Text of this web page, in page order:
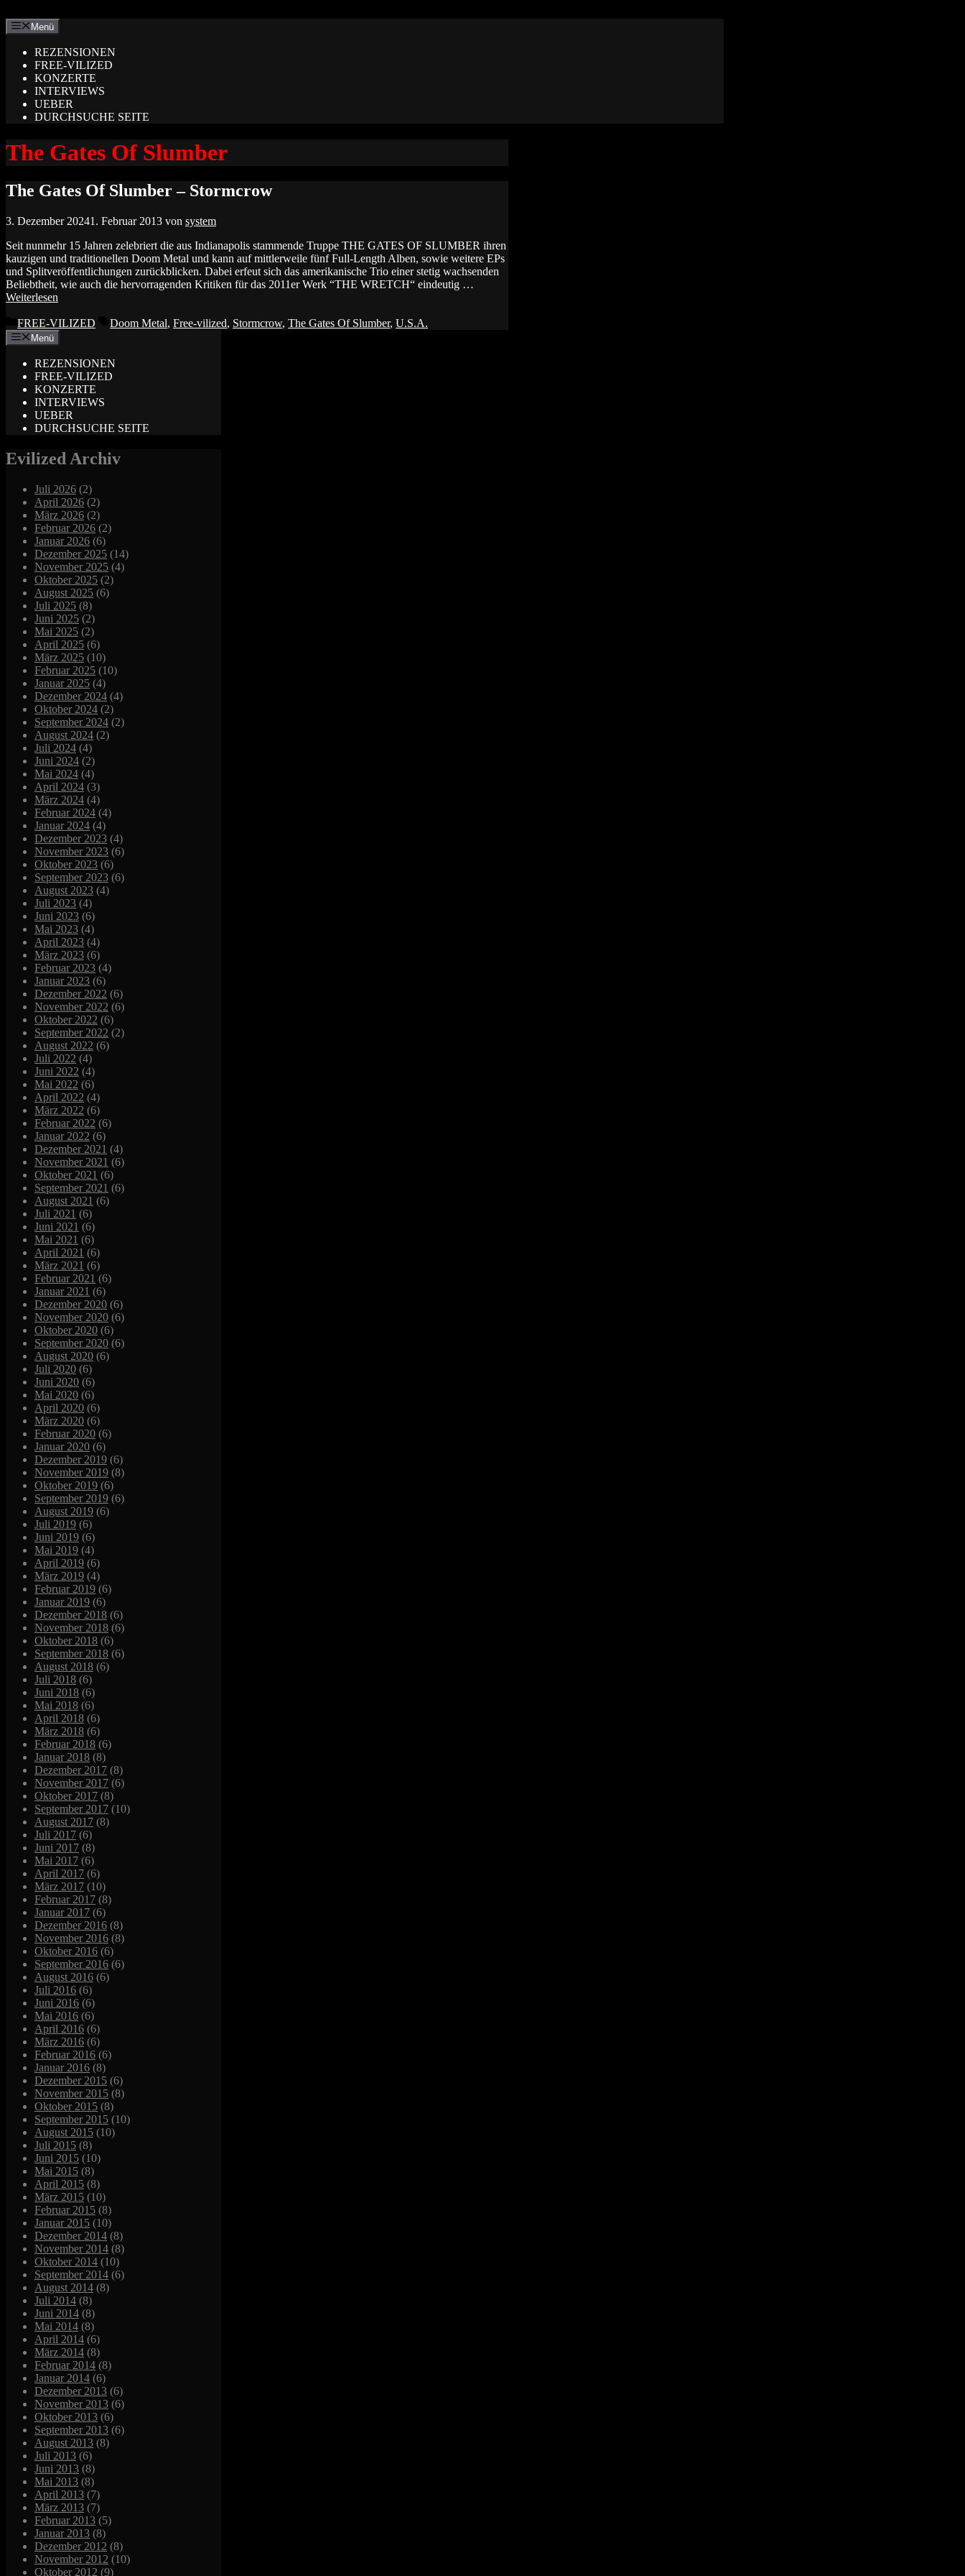
Inhalt
springen
Menü
REZENSIONEN
FREE-VILIZED
KONZERTE
INTERVIEWS
UEBER
DURCHSUCHE SEITE
The Gates Of Slumber
The Gates Of Slumber – Stormcrow
3. Dezember 20241. Februar 2013 von system
Seit nunmehr 15 Jahren zelebriert die aus Indianapolis stammende Truppe THE GATES OF SLUMBER ihren
kauzigen und traditionellen Doom Metal und kann auf mittlerweile fünf Full-Length Alben, sowie weitere EPs
und Splitveröffentlichungen zurückblicken. Dabei erfeut sich das amerikanische Trio einer stetig wachsenden
Beliebtheit, wie auch die hervorragenden Kritiken für das 2011er Werk “THE WRETCH“ eindeutig …
Weiterlesen
Kategorien
FREE-VILIZED Schlagwörter
Doom Metal, Free-vilized, Stormcrow, The Gates Of Slumber, U.S.A.
Menü
REZENSIONEN
FREE-VILIZED
KONZERTE
INTERVIEWS
UEBER
DURCHSUCHE SEITE
Evilized Archiv
Juli 2026 (2)
April 2026 (2)
März 2026 (2)
Februar 2026 (2)
Januar 2026 (6)
Dezember 2025 (14)
November 2025 (4)
Oktober 2025 (2)
August 2025 (6)
Juli 2025 (8)
Juni 2025 (2)
Mai 2025 (2)
April 2025 (6)
März 2025 (10)
Februar 2025 (10)
Januar 2025 (4)
Dezember 2024 (4)
Oktober 2024 (2)
September 2024 (2)
August 2024 (2)
Juli 2024 (4)
Juni 2024 (2)
Mai 2024 (4)
April 2024 (3)
März 2024 (4)
Februar 2024 (4)
Januar 2024 (4)
Dezember 2023 (4)
November 2023 (6)
Oktober 2023 (6)
September 2023 (6)
August 2023 (4)
Juli 2023 (4)
Juni 2023 (6)
Mai 2023 (4)
April 2023 (4)
März 2023 (6)
Februar 2023 (4)
Januar 2023 (6)
Dezember 2022 (6)
November 2022 (6)
Oktober 2022 (6)
September 2022 (2)
August 2022 (6)
Juli 2022 (4)
Juni 2022 (4)
Mai 2022 (6)
April 2022 (4)
März 2022 (6)
Februar 2022 (6)
Januar 2022 (6)
Dezember 2021 (4)
November 2021 (6)
Oktober 2021 (6)
September 2021 (6)
August 2021 (6)
Juli 2021 (6)
Juni 2021 (6)
Mai 2021 (6)
April 2021 (6)
März 2021 (6)
Februar 2021 (6)
Januar 2021 (6)
Dezember 2020 (6)
November 2020 (6)
Oktober 2020 (6)
September 2020 (6)
August 2020 (6)
Juli 2020 (6)
Juni 2020 (6)
Mai 2020 (6)
April 2020 (6)
März 2020 (6)
Februar 2020 (6)
Januar 2020 (6)
Dezember 2019 (6)
November 2019 (8)
Oktober 2019 (6)
September 2019 (6)
August 2019 (6)
Juli 2019 (6)
Juni 2019 (6)
Mai 2019 (4)
April 2019 (6)
März 2019 (4)
Februar 2019 (6)
Januar 2019 (6)
Dezember 2018 (6)
November 2018 (6)
Oktober 2018 (6)
September 2018 (6)
August 2018 (6)
Juli 2018 (6)
Juni 2018 (6)
Mai 2018 (6)
April 2018 (6)
März 2018 (6)
Februar 2018 (6)
Januar 2018 (8)
Dezember 2017 (8)
November 2017 (6)
Oktober 2017 (8)
September 2017 (10)
August 2017 (8)
Juli 2017 (6)
Juni 2017 (8)
Mai 2017 (6)
April 2017 (6)
März 2017 (10)
Februar 2017 (8)
Januar 2017 (6)
Dezember 2016 (8)
November 2016 (8)
Oktober 2016 (6)
September 2016 (6)
August 2016 (6)
Juli 2016 (6)
Juni 2016 (6)
Mai 2016 (6)
April 2016 (6)
März 2016 (6)
Februar 2016 (6)
Januar 2016 (8)
Dezember 2015 (6)
November 2015 (8)
Oktober 2015 (8)
September 2015 (10)
August 2015 (10)
Juli 2015 (8)
Juni 2015 (10)
Mai 2015 (8)
April 2015 (8)
März 2015 (10)
Februar 2015 (8)
Januar 2015 (10)
Dezember 2014 (8)
November 2014 (8)
Oktober 2014 (10)
September 2014 (6)
August 2014 (8)
Juli 2014 (8)
Juni 2014 (8)
Mai 2014 (8)
April 2014 (6)
März 2014 (8)
Februar 2014 (8)
Januar 2014 (6)
Dezember 2013 (6)
November 2013 (6)
Oktober 2013 (6)
September 2013 (6)
August 2013 (8)
Juli 2013 (6)
Juni 2013 (8)
Mai 2013 (8)
April 2013 (7)
März 2013 (7)
Februar 2013 (5)
Januar 2013 (8)
Dezember 2012 (8)
November 2012 (10)
Oktober 2012 (9)